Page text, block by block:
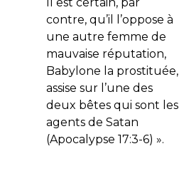
Il est certain, par
contre, qu’il l’oppose à
une autre femme de
mauvaise réputation,
Babylone la prostituée,
assise sur l’une des
deux bêtes qui sont les
agents de Satan
(Apocalypse 17:3-6) ».